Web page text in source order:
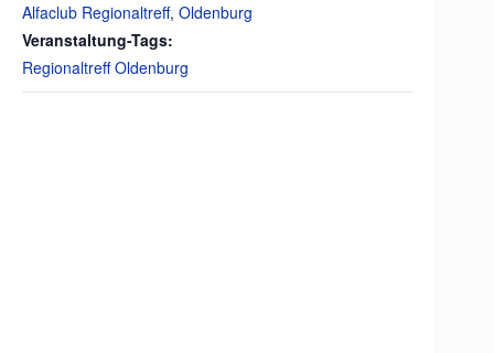
Alfaclub Regionaltreff, Oldenburg
Veranstaltung-Tags:
Regionaltreff Oldenburg